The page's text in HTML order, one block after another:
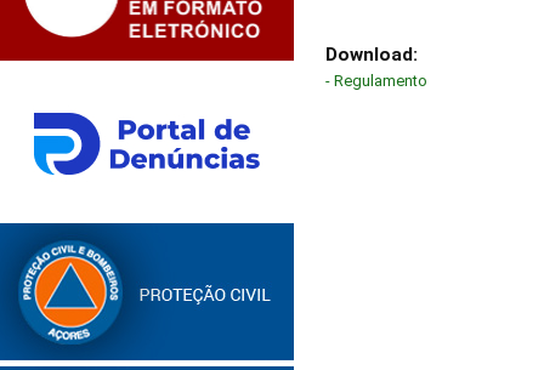
Download:
- Regulamento